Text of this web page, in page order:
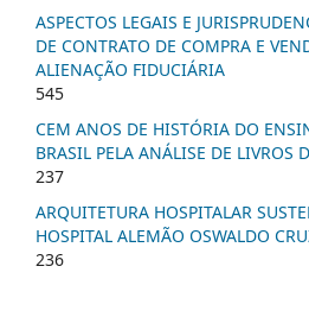
ASPECTOS LEGAIS E
DE CONTRATO DE COMPRA E
ALIENAÇÃO FIDUCIÁRIA
545
CEM ANOS DE HISTÓRIA DO
BRASIL PELA ANÁLISE DE LIVROS
237
ARQUITETURA HOSPITALAR
HOSPITAL ALEMÃO OSWALDO
236